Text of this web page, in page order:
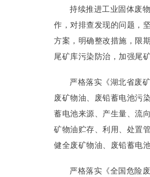
持续推进工业固体废
作，对排查发现的问题，
方案，明确整改措施，限
尾矿库污染防治，加强尾
严格落实《湖北省废
废矿物油、废铅蓄电池污
蓄电池来源、产生量、流
矿物油贮存、利用、处置
健全废矿物油、废铅蓄电
严格落实《全国危险